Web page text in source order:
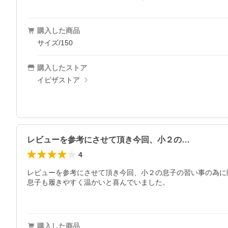
購入した商品
サイズ/150
購入したストア
イビザストア
レビューを参考にさせて頂き今回、小２の…
4
レビューを参考にさせて頂き今回、小２の息子の習い事の為に
息子も履きやすく温かいと喜んでいました。
購入した商品